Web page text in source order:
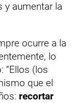
y aumentar la
ocurre a la
lo
“Ellos (los
que el
recortar